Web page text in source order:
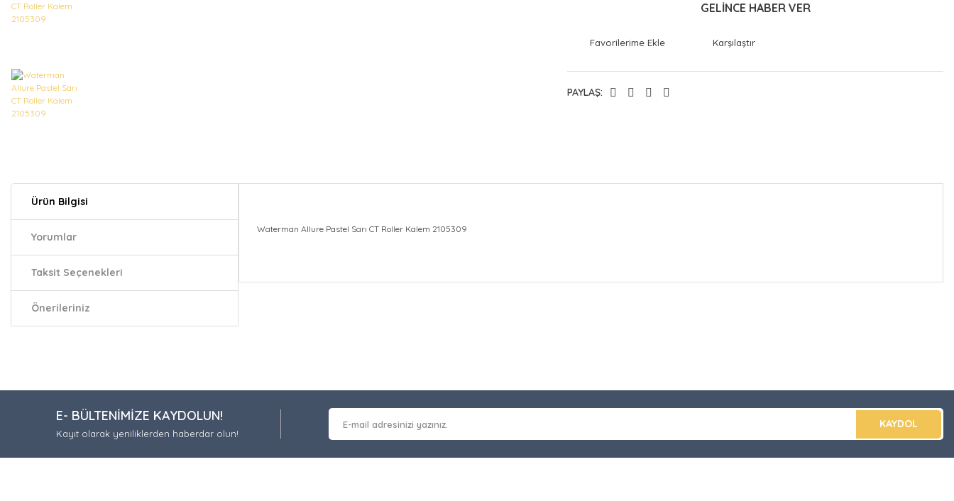
GELİNCE HABER VER
Karşılaştır
PAYLAŞ:
Ürün Bilgisi
Yorumlar
Taksit Seçenekleri
Önerileriniz
Waterman Allure Pastel Sarı CT Roller Kalem 2105309
Ürün fiyatı diğer sitelerden daha pahalı.
E- BÜLTENİMİZE KAYDOLUN!
Kayıt olarak yeniliklerden haberdar olun!
KAYDOL